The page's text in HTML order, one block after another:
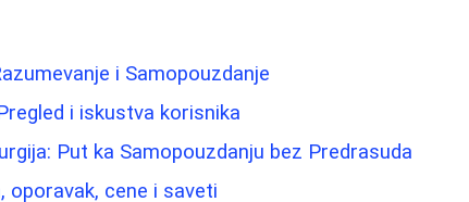
i Samopouzdanje
i iskustva korisnika
Put ka Samopouzdanju bez Predrasuda
oporavak, cene i saveti